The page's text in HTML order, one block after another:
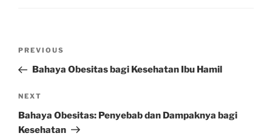
Previous
Post
PREVIOUS
Bahaya Obesitas bagi Kesehatan Ibu Hamil
Next
Post
NEXT
Bahaya Obesitas: Penyebab dan Dampaknya bagi
Kesehatan